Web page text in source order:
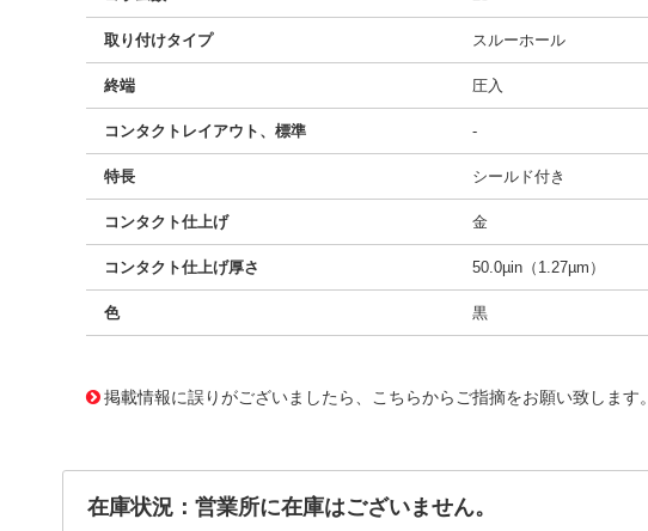
取り付けタイプ スルーホール
終端 圧入
コンタクトレイアウト、標準 -
特長 シールド付き
コンタクト仕上げ 金
コンタクト仕上げ厚さ 50.0µin（1.27µm）
色 黒
掲載情報に誤りがございましたら、こちらからご指摘をお願い致します。
在庫状況：営業所に在庫はございません。